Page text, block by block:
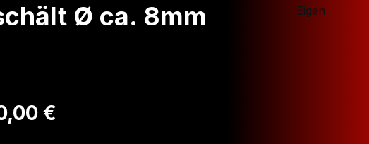
Ø ca. 8mm
Eigen
Preis:
€